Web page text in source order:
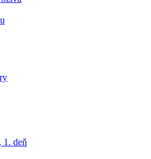
deň